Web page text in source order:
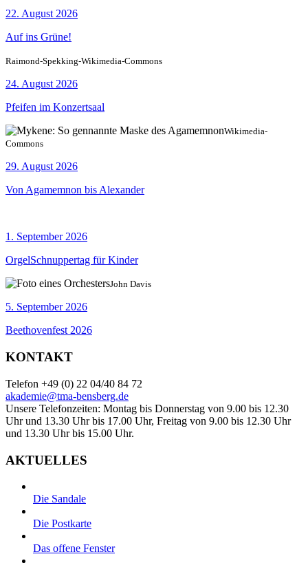
22. August 2026
Auf ins Grüne!
Raimond-Spekking-Wikimedia-Commons
24. August 2026
Pfeifen im Konzertsaal
Wikimedia-
Commons
29. August 2026
Von Agamemnon bis Alexander
1. September 2026
OrgelSchnuppertag für Kinder
John Davis
5. September 2026
Beethovenfest 2026
KONTAKT
Telefon +49 (0) 22 04/40 84 72
akademie@tma-bensberg.de
Unsere Telefonzeiten: Montag bis Donnerstag von 9.00 bis 12.30
Uhr und 13.30 Uhr bis 17.00 Uhr, Freitag von 9.00 bis 12.30 Uhr
und 13.30 Uhr bis 15.00 Uhr.
AKTUELLES
Die Sandale
Die Postkarte
Das offene Fenster